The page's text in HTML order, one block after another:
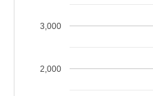
2,000
3,000